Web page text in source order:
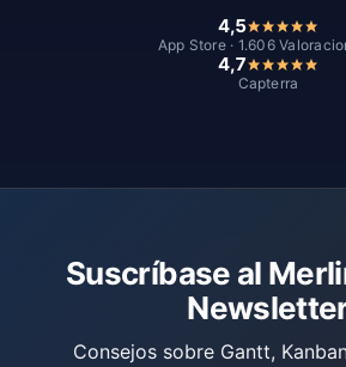
4,5
App Store · 1.606
4,7
Capterra
Suscríbase al
Consejos sobre Gantt,